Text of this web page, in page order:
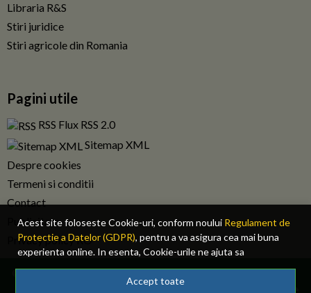
Acest site foloseste Cookie-uri, conform noului Regulament de
Protectie a Datelor (GDPR), pentru a va asigura cea mai buna
experienta online. In esenta, Cookie-urile ne ajuta sa
imbunatatim continutul de pe site, oferindu-va dvs., cititorul, o
experienta online personalizata si mult mai rapida. Ele sunt
Accept toate
Libraria R&S
Stiri juridice
Stiri agricole din Romania
Pagini utile
RSS Flux RSS 2.0
Sitemap XML
Despre cookies
Termeni si conditii
Contact
Publicitate
Privacy policy RO
© 2026 Fiscalitatea.ro. Toate drepturile rezervate.